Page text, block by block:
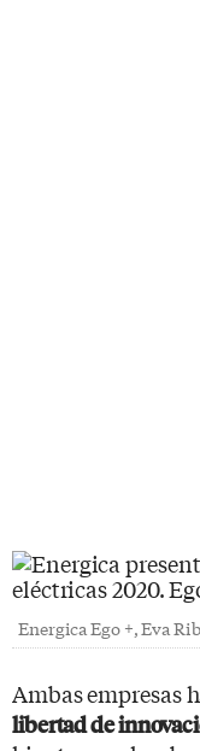
Energica Ego +, Eva
Ambas empresas
libertad de